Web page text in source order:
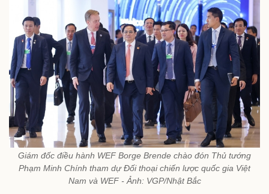
Giám đốc điều hành WEF Borge Brende chào đón Thủ tướng
Phạm Minh Chính tham dự Đối thoại chiến lược quốc gia Việt
Nam và WEF - Ảnh: VGP/Nhật Bắc